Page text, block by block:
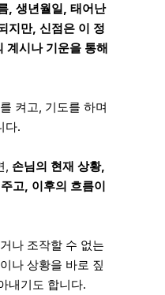
, 생년월일, 태어난
지만, 신점은 이 정
계시나 기운을 통해
켜고, 기도를 하며
다.
, 손님의 현재 상황,
고, 이후의 흐름이
나 조작할 수 없는
나 상황을 바로 짚
내기도 합니다.